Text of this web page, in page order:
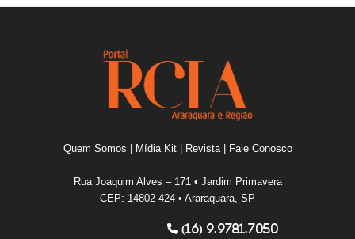
Quem Somos Mídia Kit| Revista| Fale Conosco
Rua Joaquim Alves – 171 • Jardim Primavera
CEP: 14802-424 • Araraquara, SP
(16) 9.9781.7050